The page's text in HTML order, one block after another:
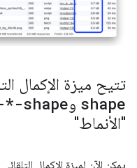
تتيح ميزة الإكمال
shape وshape
"الأنماط"